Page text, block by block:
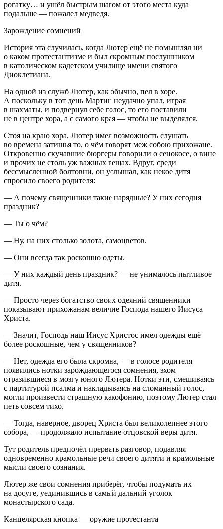
рогатку… и ушёл быстрым шагом от этого места куда
подальше — пожалел медведя.
Зарождение сомнений
История эта случилась, когда Лютер ещё не помышлял ни
о каком протестантизме и был скромным послушником
в католическом кадетском училище имени святого
Диоклетиана.
На одной из служб Лютер, как обычно, пел в хоре.
А поскольку в тот день Мартин неудачно упал, играя
в шахматы, и подвернул себе голос, то его поставили
не в центре хора, а с самого края — чтобы не выделялся.
Стоя на краю хора, Лютер имел возможность слушать
во времена затишья то, о чём говорят меж собою прихожане.
Откровенно скучавшие бюргеры говорили о сенокосе, о вине
и прочих не столь уж важных вещах. Вдруг, среди
бессмысленной болтовни, он услышал, как некое дитя
спросило своего родителя:
— А почему священники такие нарядные? У них сегодня
праздник?
— Ты о чём?
— Ну, на них столько золота, самоцветов.
— Они всегда так роскошно одеты.
— У них каждый день праздник? — не унималось пытливое
дитя.
— Просто через богатство своих одеяний священники
показывают прихожанам величие Господа нашего Иисуса
Христа.
— Значит, Господь наш Иисус Христос имел одежды ещё
более роскошные, чем у священников?
— Нет, одежда его была скромна, — в голосе родителя
появились нотки зарождающегося сомнения, эхом
отразившиеся в мозгу юного Лютера. Нотки эти, смешиваясь
с партитурой псалма и накладываясь на сломанный голос,
могли произвести страшную какофонию, поэтому Лютер стал
петь совсем тихо.
— Тогда, наверное, дворец Христа был великолепнее этого
собора, — продолжало испытание отцовской веры дитя.
Тут родитель предпочёл прервать разговор, подавляя
одновременно крамольные речи своего дитяти и крамольные
мысли своего сознания.
Лютер же свои сомнения приберёг, чтобы подумать их
на досуге, уединившись в самый дальний уголок
монастырского сада.
Канцелярская кнопка — оружие протестанта